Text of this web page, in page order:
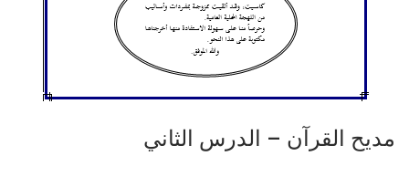
مديح القرآن – الدرس الثاني